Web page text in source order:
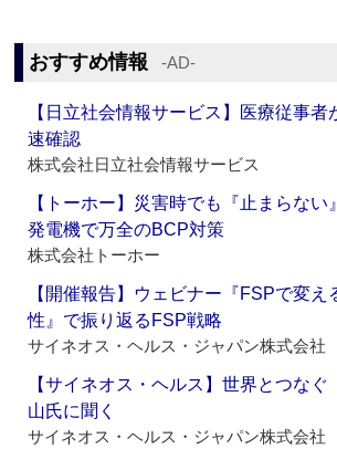
おすすめ情報 ‐AD‐
【日立社会情報サービス】医療従事者
速確認
株式会社日立社会情報サービス
【トーホー】災害時でも『止まらな
発電機で万全のBCP対策
株式会社トーホー
【開催報告】ウェビナー『FSPで変
性』で振り返るFSP戦略
サイネオス・ヘルス・ジャパン株式会社
【サイネオス・ヘルス】世界とつな
山氏に聞く
サイネオス・ヘルス・ジャパン株式会社